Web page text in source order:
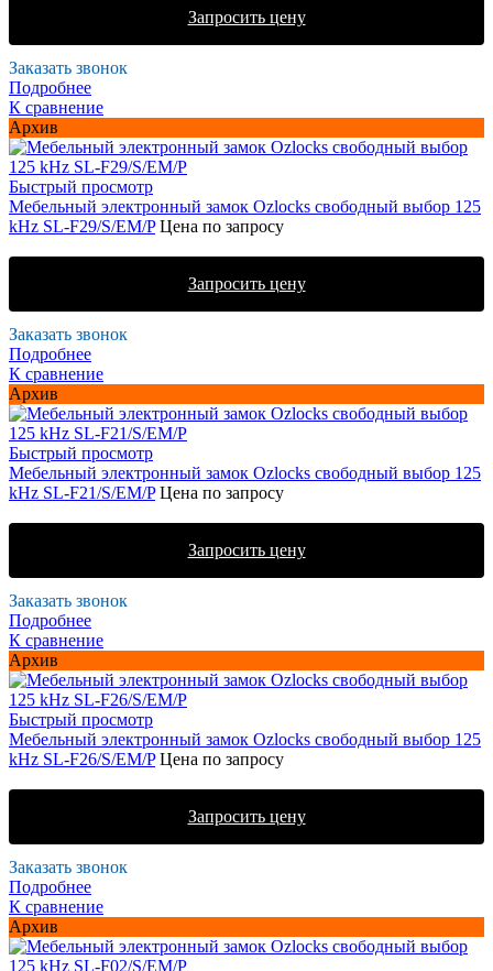
Запросить цену
Заказать звонок
Подробнее
К сравнение
Архив
Быстрый просмотр
Мебельный электронный замок Ozlocks свободный выбор 125
kHz SL-F29/S/EM/P Цена по запросу
Запросить цену
Заказать звонок
Подробнее
К сравнение
Архив
Быстрый просмотр
Мебельный электронный замок Ozlocks свободный выбор 125
kHz SL-F21/S/EM/P Цена по запросу
Запросить цену
Заказать звонок
Подробнее
К сравнение
Архив
Быстрый просмотр
Мебельный электронный замок Ozlocks свободный выбор 125
kHz SL-F26/S/EM/P Цена по запросу
Запросить цену
Заказать звонок
Подробнее
К сравнение
Архив